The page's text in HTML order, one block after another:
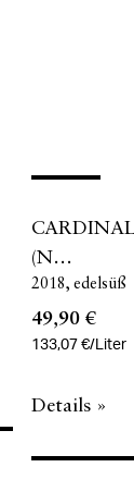
(N…
2018 edelsüß
49,90 €
133,07 €/Liter
Details »